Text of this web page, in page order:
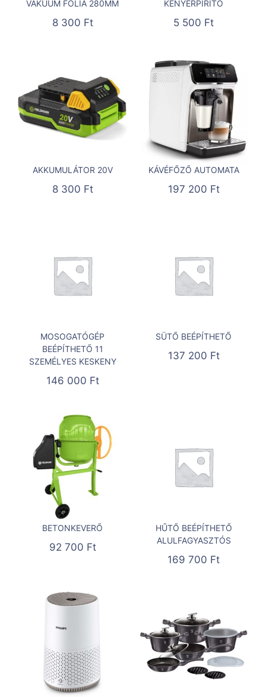
VÁKUUM FÓLIA 280MM
8 300 Ft
KENYÉRPIRÍTÓ
5 500 Ft
AKKUMULÁTOR 20V
8 300 Ft
KÁVÉFŐZŐ AUTOMATA
197 200 Ft
MOSOGATÓGÉP
BEÉPÍTHETŐ 11
SZEMÉLYES KESKENY
146 000 Ft
SÜTŐ BEÉPÍTHETŐ
137 200 Ft
BETONKEVERŐ
92 700 Ft
HŰTŐ BEÉPÍTHETŐ
ALULFAGYASZTÓS
169 700 Ft